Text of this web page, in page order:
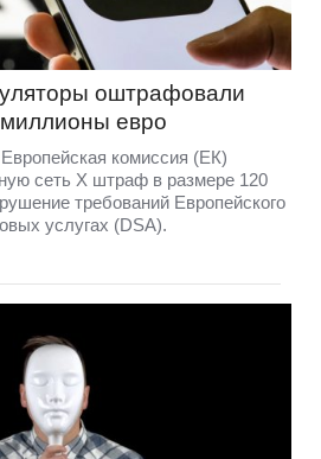
оштрафовали
евро
комиссия (ЕК)
сеть X штраф в размере 120
требований Европейского
услугах (DSA).